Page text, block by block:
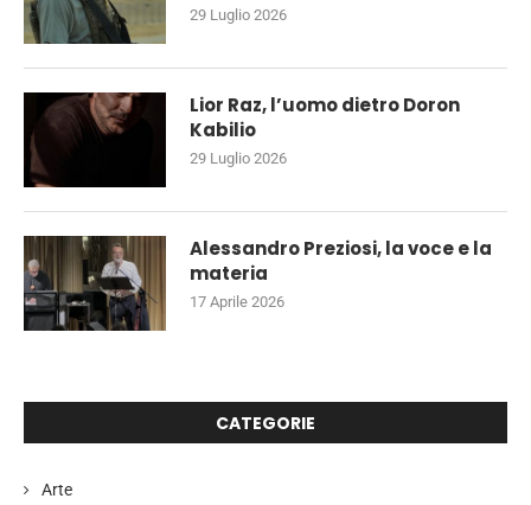
29 Luglio 2026
Lior Raz, l’uomo dietro Doron
Kabilio
29 Luglio 2026
Alessandro Preziosi, la voce e la
materia
17 Aprile 2026
CATEGORIE
Arte